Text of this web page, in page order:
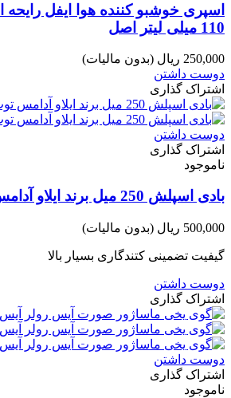
110 میلی لیتر اصل
250,000 ریال
(بدون مالیات)
دوست داشتن
اشتراک گذاری
دوست داشتن
اشتراک گذاری
ناموجود
بادی اسپلش 250 میل برند ایلاو آدامس توت فرنگی
500,000 ریال (بدون مالیات)
گیفیت تضمینی کتندگاری بسیار بالا
دوست داشتن
اشتراک گذاری
دوست داشتن
اشتراک گذاری
ناموجود